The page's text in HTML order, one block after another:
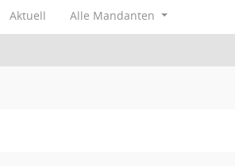
Aktuell Alle Mandanten